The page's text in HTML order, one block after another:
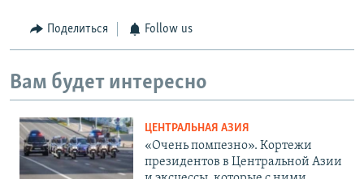
Поделиться Follow us
Вам будет интересно
ЦЕНТРАЛЬНАЯ АЗИЯ
«Очень помпезно». Кортежи
президентов в Центральной Азии